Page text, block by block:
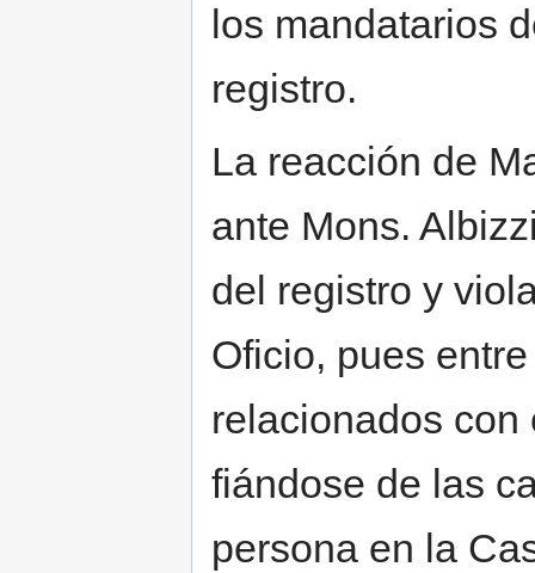
los mandatarios
registro.
La reacción de
ante Mons.
del registro y
Oficio, pues
relacionados con
fiándose de las
persona en la